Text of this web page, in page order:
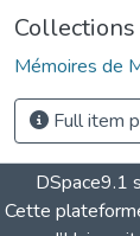
Collections
Mémoires de
Full item
DSpace9.1
Cette